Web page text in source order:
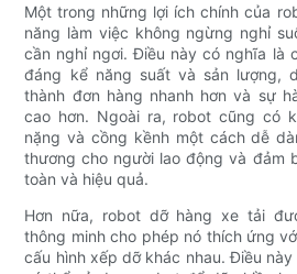
Một trong những lợi ích chính của
năng làm việc không ngừng nghỉ
cần nghỉ ngơi. Điều này có nghĩa là
đáng kể năng suất và sản lượng,
thành đơn hàng nhanh hơn và sự
cao hơn. Ngoài ra, robot cũng có
nặng và cồng kềnh một cách dễ
thương cho người lao động và đảm
toàn và hiệu quả.
Hơn nữa, robot dỡ hàng xe tải
thông minh cho phép nó thích ứng
cấu hình xếp dỡ khác nhau. Điều